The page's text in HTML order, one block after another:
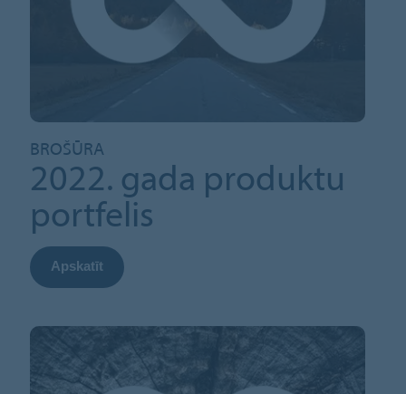
BROŠŪRA
2022. gada produktu
portfelis
Apskatīt